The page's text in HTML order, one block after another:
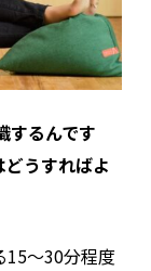
るんです
うすればよ
15〜30分程度